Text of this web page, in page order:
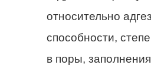
относительно
способности,
в поры,